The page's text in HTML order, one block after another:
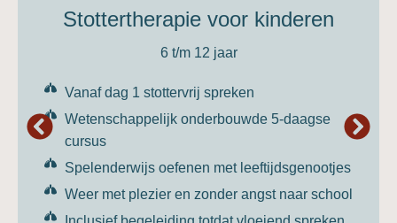
Stottertherapie voor kinderen
6 t/m 12 jaar
Vanaf dag 1 stottervrij spreken
Wetenschappelijk onderbouwde 5-daagse
cursus
Spelenderwijs oefenen met leeftijdsgenootjes
Weer met plezier en zonder angst naar school